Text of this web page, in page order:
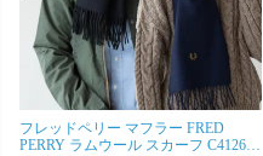
フレッドペリー マフラー FRED
PERRY ラムウール スカーフ C4126